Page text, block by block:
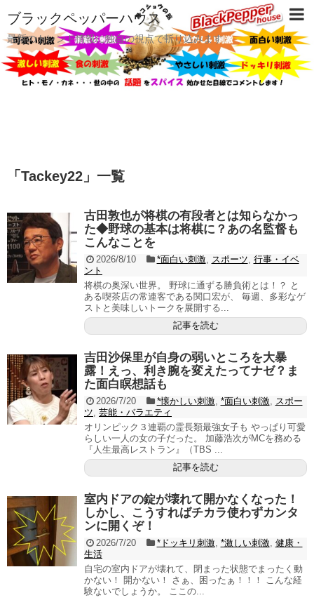
ブラックペッパーハウス
最新のトレンド情報に独自の視点で斬り込みます
「 Tackey22 」 一覧
古田敦也が将棋の有段者とは知らなかっ
た◆野球の基本は将棋に？あの名監督も
こんなことを
2026/8/10 *面白い刺激 スポーツ 行事・イベ
ント
将棋の奥深い世界。 野球に通ずる勝負術とは！？ と
ある喫茶店の常連客である関口宏が、 毎週、多彩なゲ
ストと美味しいトークを展開する...
記事を読む
吉田沙保里が自身の弱いところを大暴
露！えっ、利き腕を変えたってナゼ？ま
た面白瞑想話も
2026/7/20 *懐かしい刺激 *面白い刺激
スポー
ツ 芸能・バラエティ
オリンピック３連覇の霊長類最強女子も やっぱり可愛
らしい一人の女の子だった。 加藤浩次がMCを務める
『人生最高レストラン』（TBS ...
記事を読む
室内ドアの錠が壊れて開かなくなった！
しかし、こうすればチカラ使わずカンタ
ンに開くぞ！
2026/7/20 *ドッキリ刺激 *激しい刺激 健康・
生活
自宅の室内ドアが壊れて、閉まった状態でまったく動
かない！ 開かない！ さぁ、困ったぁ！！！ こんな経
験ないでしょうか。 ここの...